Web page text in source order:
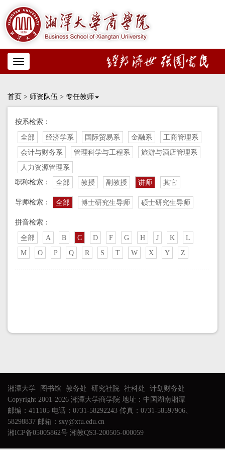
Toggle
navigation
首页 > 师资队伍 > 专任教师
按系检索：
全部 经济学系 国际贸易系 金融系
工商管理系
会计与财务系
管理科学与工程系
旅游与酒店管理系
人力资源管理系
职称检索：
全部 教授 副教授 讲师 其它
导师检索： 全部 博士研究生导师 硕士研究生导师
拼音检索：
全部 A B C D F G H J K
L
M
O P Q R S T W X Y Z
湘潭大学 图书馆 教务处 研究社院 社科处
计划财务处
Copyright 2001-2026 湘潭大学商学院 地址：中国湖南湘潭
邮编：411105 电话：0731-58292243 传真：0731-58597906、
58298837 邮箱：sxy@xtu.edu.cn
湘ICP备05005862号 湘教QS3-200505-000059